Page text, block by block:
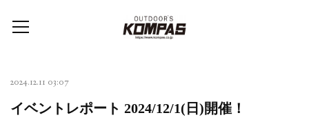
2024.12.11 03:07
イベントレポート 2024/12/1(日)開催！